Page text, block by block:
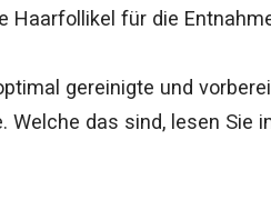
Haarfollikel für die
gereinigte und
Welche das sind, lesen Sie